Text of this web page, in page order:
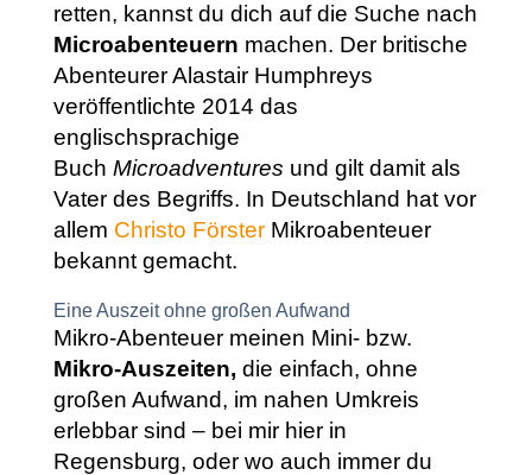
retten, kannst du dich auf die Suche nach
Microabenteuern machen. Der britische
Abenteurer Alastair Humphreys
veröffentlichte 2014 das
englischsprachige
Buch Microadventures und gilt damit als
Vater des Begriffs. In Deutschland hat vor
allem Christo FörsterMikroabenteuer
bekannt gemacht.
Eine Auszeit ohne großen Aufwand
Mikro-Abenteuer meinen Mini- bzw.
Mikro-Auszeiten, die einfach, ohne
großen Aufwand, im nahen Umkreis
erlebbar sind – bei mir hier in
Regensburg, oder wo auch immer du